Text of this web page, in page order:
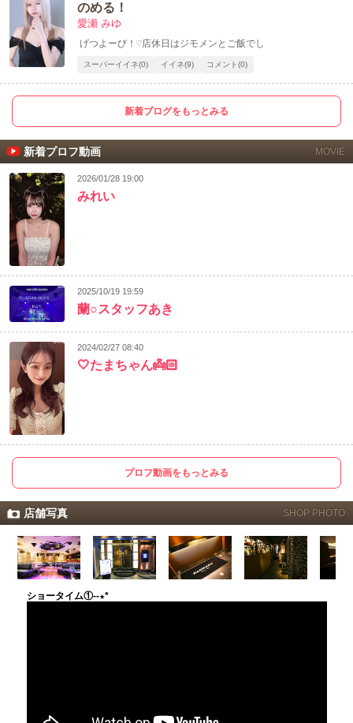
のめる！
愛瀬 みゆ
げつよーび！♡店休日はジモメンとご飯でし
スーパーイイネ(0) イイネ(9) コメント(0)
新着ブログをもっとみる
新着プロフ動画 MOVIE
2026/01/28 19:00
みれい
2025/10/19 19:59
蘭○スタッフあき
2024/02/27 08:40
🤍たまちゃん👼🏻
プロフ動画をもっとみる
店舗写真 SHOP PHOTO
ショータイム①--★*